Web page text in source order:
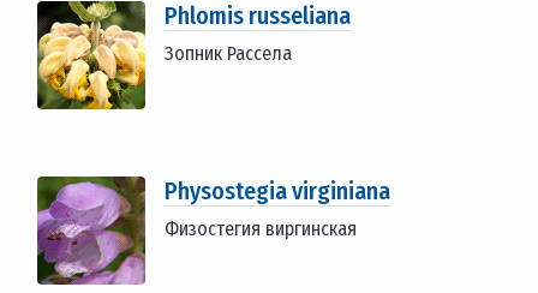
Phlomis russeliana
Зопник Рассела
Physostegia virginiana
Физостегия виргинская